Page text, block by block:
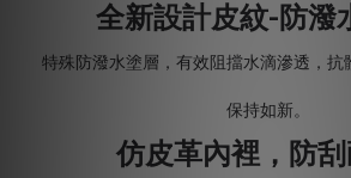
全新設計皮紋-防潑
特殊防潑水塗層，有效阻擋水滴滲透，抗
保持如新。
仿皮革內裡，防